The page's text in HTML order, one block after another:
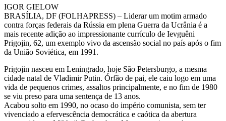
IGOR GIELOW
BRASÍLIA, DF (FOLHAPRESS) – Liderar um motim armado
contra forças federais da Rússia em plena Guerra da Ucrânia é a
mais recente adição ao impressionante currículo de Ievguêni
Prigojin, 62, um exemplo vivo da ascensão social no país após o fim
da União Soviética, em 1991.
Prigojin nasceu em Leningrado, hoje São Petersburgo, a mesma
cidade natal de Vladimir Putin. Órfão de pai, ele caiu logo em uma
vida de pequenos crimes, assaltos principalmente, e no fim de 1980
se viu preso para uma sentença de 13 anos.
Acabou solto em 1990, no ocaso do império comunista, sem ter
vivenciado a efervescência democrática e caótica da abertura